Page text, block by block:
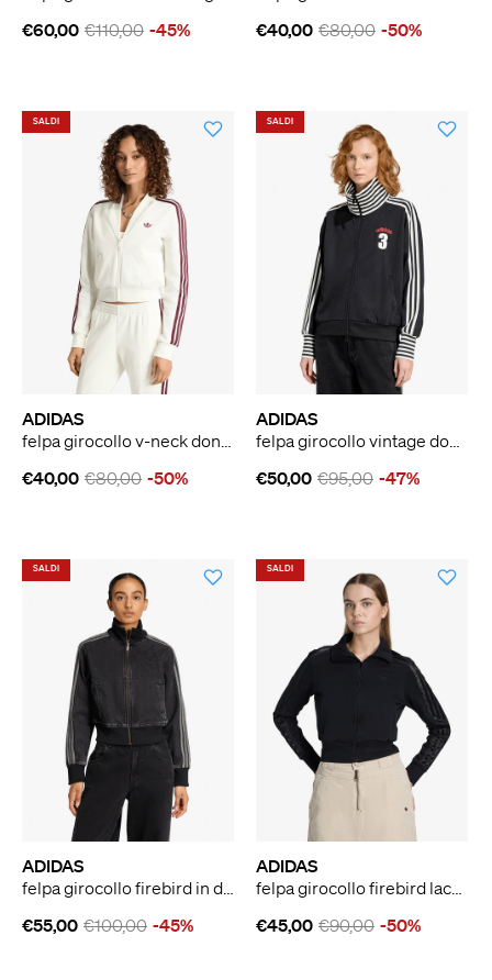
€60,00 €110,00 -45%
€40,00 €80,00 -50%
SALDI
ADIDAS
€40,00 €80,00 -50%
SALDI
ADIDAS
€50,00 €95,00 -47%
SALDI
ADIDAS
felpa girocollo firebird in denim donna nero cotone
€55,00 €100,00 -45%
SALDI
ADIDAS
felpa girocollo firebird lace donna nero cotone
€45,00 €90,00 -50%